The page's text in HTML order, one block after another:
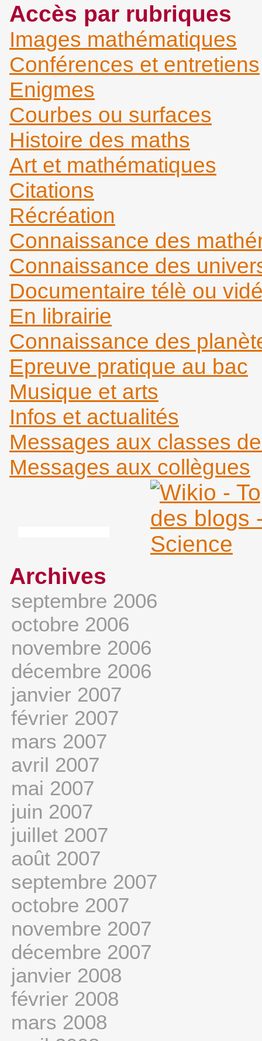
Accès par rubriques
Images mathématiques
Conférences et entretiens
Enigmes
Courbes ou surfaces
Histoire des maths
Art et mathématiques
Citations
Récréation
Connaissance des
Connaissance des
Documentaire télè ou
En librairie
Connaissance des
Epreuve pratique au bac
Musique et arts
Infos et actualités
Messages aux classes
Messages aux collègues
Archives
septembre 2006
octobre 2006
novembre 2006
décembre 2006
janvier 2007
février 2007
mars 2007
avril 2007
mai 2007
juin 2007
juillet 2007
août 2007
septembre 2007
octobre 2007
novembre 2007
décembre 2007
janvier 2008
février 2008
mars 2008